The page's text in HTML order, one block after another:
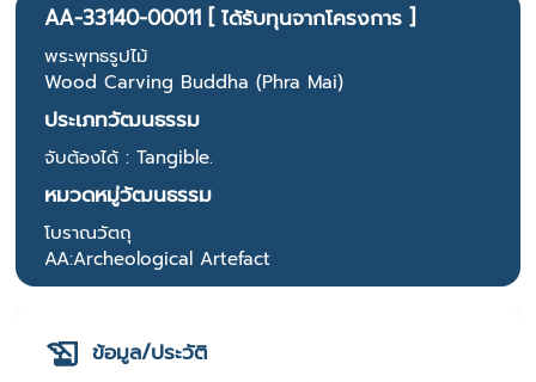
AA-33140-00011 [ ได้รับทุนจากโครงการ ]
พระพุทธรูปไม้
Wood Carving Buddha (Phra Mai)
ประเภทวัฒนธรรม
จับต้องได้ : Tangible.
หมวดหมู่วัฒนธรรม
โบราณวัตถุ
AA:Archeological Artefact
ข้อมูล/ประวัติ